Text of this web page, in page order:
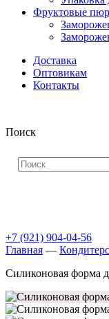
Фруктовые
Доставка
Оптовикам
Контакты
Поиск
+7 (921) 904-04-56
Главная —
Силиконовая форма